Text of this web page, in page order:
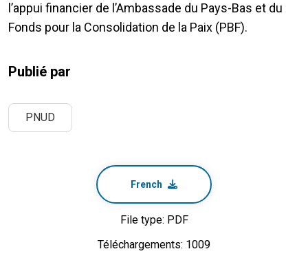
l’appui financier de l’Ambassade du Pays-Bas et du
Fonds pour la Consolidation de la Paix (PBF).
Publié par
PNUD
French
File type: PDF
Téléchargements: 1009